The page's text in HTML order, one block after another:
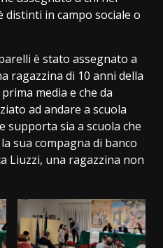
distinti in campo sociale o
è stato assegnato a
ragazzina di 10 anni della
media e che da
ad andare a scuola
supporta sia a scuola che
sua compagna di banco
Liuzzi, una ragazzina non